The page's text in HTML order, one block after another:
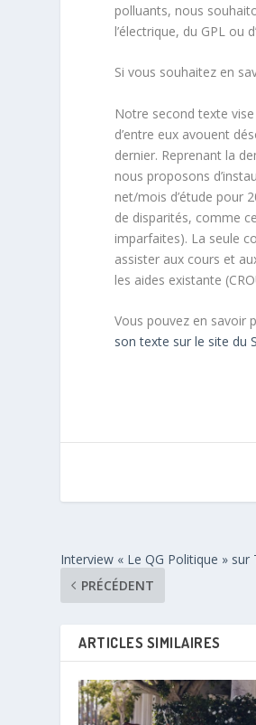
polluants, nous
l’électrique, du GPL ou
Si vous souhaitez en
Notre second texte
d’entre eux avouent
dernier. Reprenant la
nous proposons
net/mois d’étude pour
de disparités, comme
imparfaites). La seule
assister aux cours et
les aides existante
Vous pouvez en savoir
son texte sur le site du
Interview « Le QG Politique » sur
PRÉCÉDENT
ARTICLES SIMILAIRES